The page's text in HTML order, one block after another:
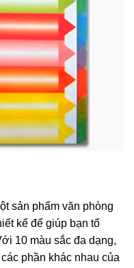
sản phẩm văn phòng
kế để giúp bạn tổ
10 màu sắc đa dạng,
phần khác nhau của